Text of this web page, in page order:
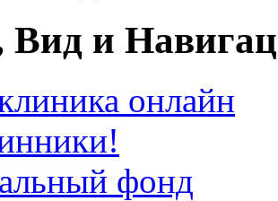
Вид и
онлайн
фонд